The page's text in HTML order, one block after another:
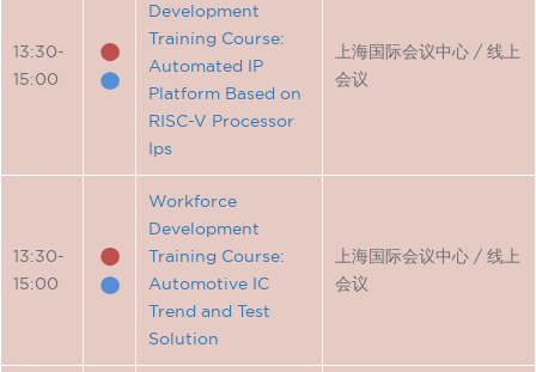
13:30-
15:00
Development
Training Course:
Automated IP
Platform Based on
RISC-V Processor
Ips
上海国际会议中心 / 线上
会议
13:30-
15:00
Workforce
Development
Training Course:
Automotive IC
Trend and Test
Solution
上海国际会议中心 / 线上
会议